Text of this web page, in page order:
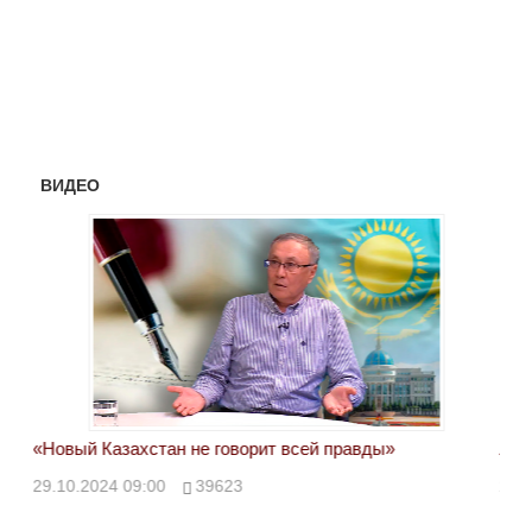
ВИДЕО
«Новый Казахстан не говорит всей правды»
29.10.2024 09:00 39623